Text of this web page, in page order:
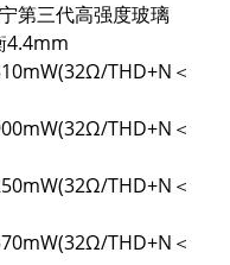
第三代高强度玻璃
4.4mm
THD+N＜
THD+N＜
THD+N＜
THD+N＜